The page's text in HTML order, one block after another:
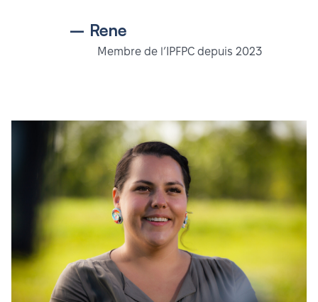
– Rene
Membre de l’IPFPC depuis 2023